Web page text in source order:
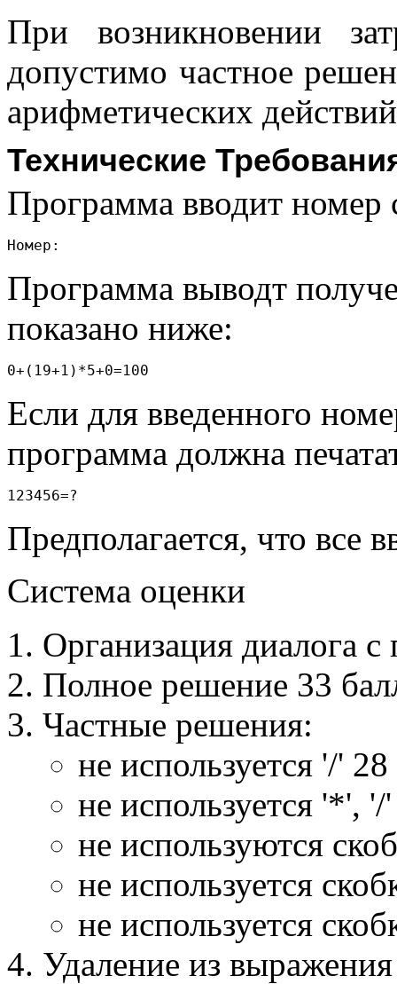
При возникновении
допустимо частное
арифметических
Технические
Программа вводит номер
Программа выводт
показано ниже:
Если для введенного
программа должна
Предполагается, что все
Система оценки
Организация диалога с
Полное решение 33
Частные решения:
не используется '/'
не используется '*',
не используются
не используется
не используется
Удаление из